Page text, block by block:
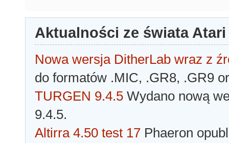
Aktualności ze świata Atari
Nowa wersja DitherLab wraz z
do formatów .MIC, .GR8, .GR9
TURGEN 9.4.5 Wydano nową
9.4.5.
Altirra 4.50 test 17 Phaeron